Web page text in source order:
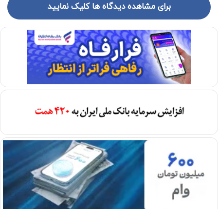
برای مشاهده دیدگاه ها کلیک نمایید